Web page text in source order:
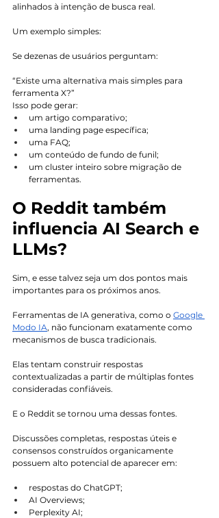
alinhados à intenção de busca real.
Um exemplo simples:
Se dezenas de usuários perguntam:
“Existe uma alternativa mais simples para
ferramenta X?”
Isso pode gerar:
um artigo comparativo;
uma landing page específica;
uma FAQ;
um conteúdo de fundo de funil;
um cluster inteiro sobre migração de
ferramentas.
O Reddit também
influencia AI Search e
LLMs?
Sim, e esse talvez seja um dos pontos mais
importantes para os próximos anos.
Ferramentas de IA generativa, como o Google
Modo IA, não funcionam exatamente como
mecanismos de busca tradicionais.
Elas tentam construir respostas
contextualizadas a partir de múltiplas fontes
consideradas confiáveis.
E o Reddit se tornou uma dessas fontes.
Discussões completas, respostas úteis e
consensos construídos organicamente
possuem alto potencial de aparecer em:
respostas do ChatGPT;
AI Overviews;
Perplexity AI;